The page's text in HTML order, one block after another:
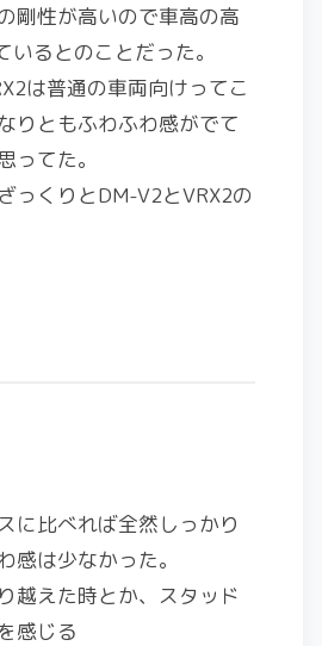
剛性が高いので車高の高
いるとのことだった。
は普通の車両向けってこ
りともふわふわ感がでて
ってた。
っくりとDM-V2とVRX2の
に比べれば全然しっかり
感は少なかった。
越えた時とか、スタッド
感じる